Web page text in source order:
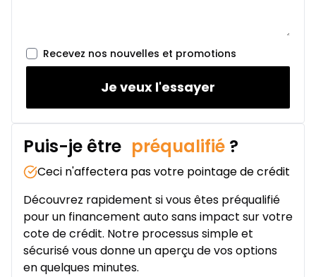
Recevez nos nouvelles et promotions
Je veux l'essayer
Puis-je être préqualifié ?
Ceci n'affectera pas votre pointage de crédit
Découvrez rapidement si vous êtes préqualifié
pour un financement auto sans impact sur votre
cote de crédit. Notre processus simple et
sécurisé vous donne un aperçu de vos options
en quelques minutes.